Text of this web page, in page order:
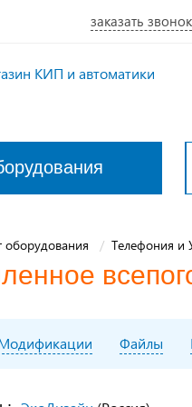
заказать звонок
оборудования Телефония и
Файлы